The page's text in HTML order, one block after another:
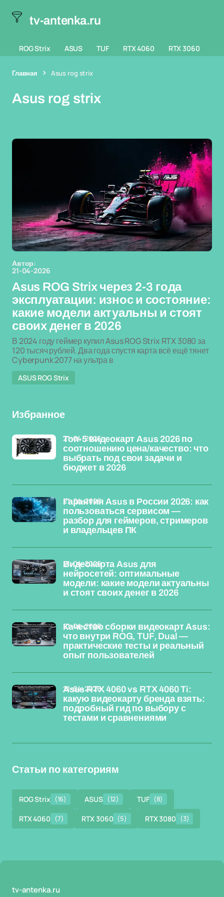
tv-antenka.ru
ROG Strix ASUS TUF RTX 4060 RTX 3060
Главная Asus rog strix
Asus rog strix
Автор:
21-04-2026
Asus ROG Strix через 2-3 года
эксплуатации: износ и состояние:
какие модели актуальны и стоят
своих денег в 2026
В 2024 году геймер купил Asus ROG Strix RTX 3080 за
120 тысяч рублей. Два года спустя карта всё ещё тянет
Cyberpunk 2077 на ультра в
ASUS ROG Strix
Избранное
Топ-5 видеокарт Asus 2026 по
соотношению цена/качество: что
выбрать под свои задачи и
бюджет в 2026
21-04-2026
Гарантия Asus в России 2026: как
пользоваться сервисом —
разбор для геймеров, стримеров
и владельцев ПК
21-04-2026
Видеокарта Asus для
нейросетей: оптимальные
модели: какие модели актуальны
и стоят своих денег в 2026
21-04-2026
Качество сборки видеокарт Asus:
что внутри ROG, TUF, Dual —
практические тесты и реальный
опыт пользователей
21-04-2026
Asus RTX 4060 vs RTX 4060 Ti:
какую видеокарту бренда взять:
подробный гид по выбору с
тестами и сравнениями
21-04-2026
Статьи по категориям
ROG Strix (16) ASUS (12) TUF (8)
RTX 4060 (7) RTX 3060 (5) RTX 3080 (3)
tv-antenka.ru